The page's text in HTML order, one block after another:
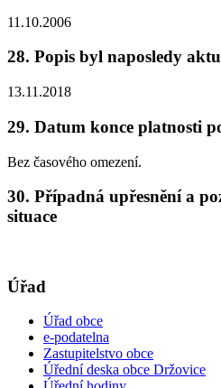
11.10.2006
28. Popis byl naposledy
13.11.2018
29. Datum konce platnosti
Bez časového omezení.
30. Případná upřesnění a
situace
Úřad
Úřad obce
e-podatelna
Zastupitelstvo obce
Úřední deska obce Držovice